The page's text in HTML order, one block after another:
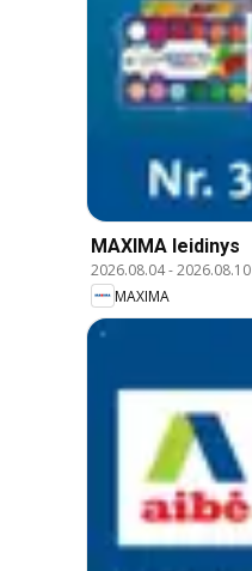
MAXIMA leidinys
2026.08.04-2026.08.10
MAXIMA